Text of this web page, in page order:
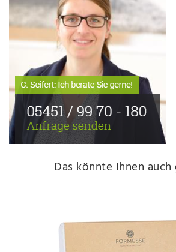
Das könnte Ihnen auch